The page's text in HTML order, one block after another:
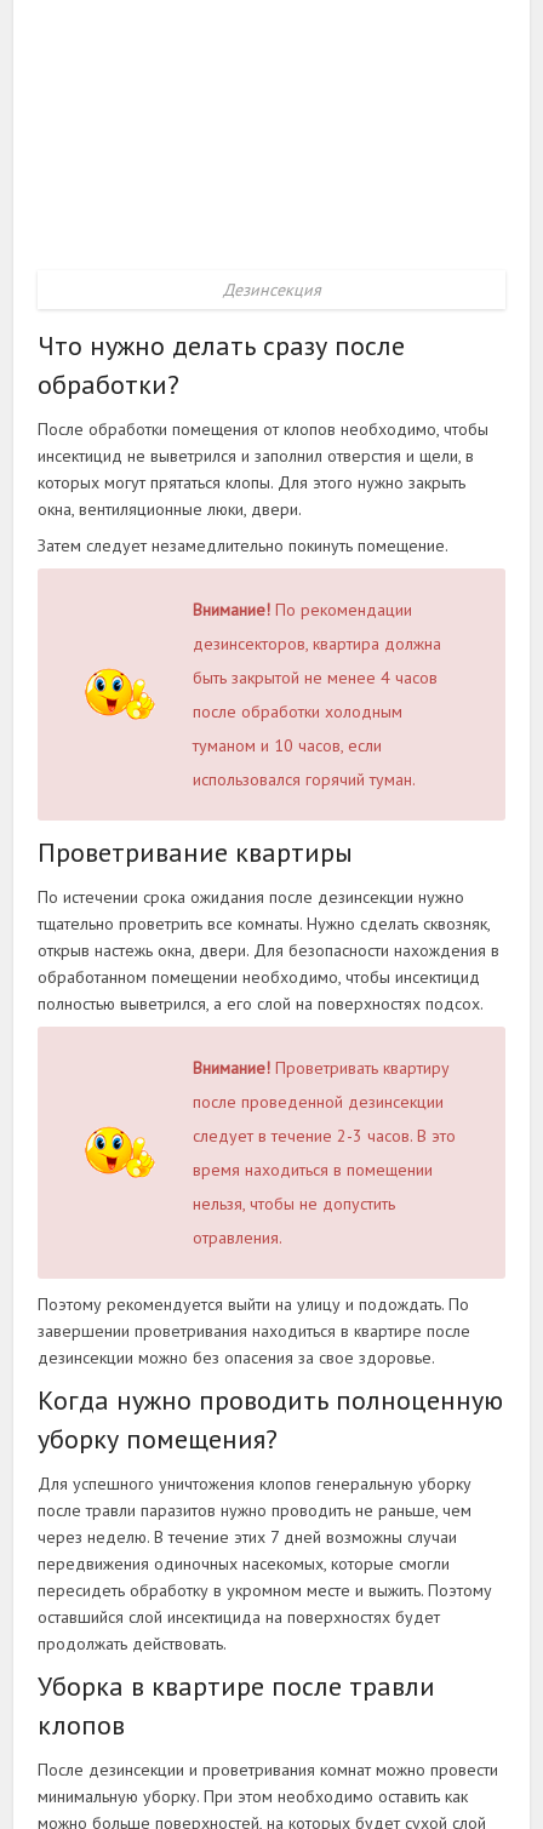
Дезинсекция
Что нужно делать сразу после
обработки?
После обработки помещения от клопов необходимо, чтобы
инсектицид не выветрился и заполнил отверстия и щели, в
которых могут прятаться клопы. Для этого нужно закрыть
окна, вентиляционные люки, двери.
Затем следует незамедлительно покинуть помещение.
Внимание! По рекомендации
дезинсекторов, квартира должна
быть закрытой не менее 4 часов
после обработки холодным
туманом и 10 часов, если
использовался горячий туман.
Проветривание квартиры
По истечении срока ожидания после дезинсекции нужно
тщательно проветрить все комнаты. Нужно сделать сквозняк,
открыв настежь окна, двери. Для безопасности нахождения в
обработанном помещении необходимо, чтобы инсектицид
полностью выветрился, а его слой на поверхностях подсох.
Внимание! Проветривать квартиру
после проведенной дезинсекции
следует в течение 2-3 часов. В это
время находиться в помещении
нельзя, чтобы не допустить
отравления.
Поэтому рекомендуется выйти на улицу и подождать. По
завершении проветривания находиться в квартире после
дезинсекции можно без опасения за свое здоровье.
Когда нужно проводить полноценную
уборку помещения?
Для успешного уничтожения клопов генеральную уборку
после травли паразитов нужно проводить не раньше, чем
через неделю. В течение этих 7 дней возможны случаи
передвижения одиночных насекомых, которые смогли
пересидеть обработку в укромном месте и выжить. Поэтому
оставшийся слой инсектицида на поверхностях будет
продолжать действовать.
Уборка в квартире после травли
клопов
После дезинсекции и проветривания комнат можно провести
минимальную уборку. При этом необходимо оставить как
можно больше поверхностей, на которых будет сухой слой